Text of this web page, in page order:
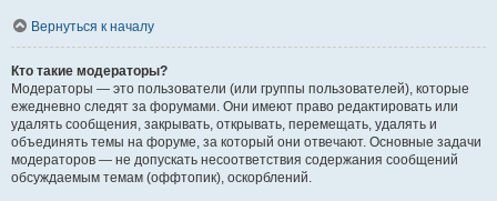
Вернуться к началу
Кто такие модераторы?
Модераторы — это пользователи (или группы пользователей), которые
ежедневно следят за форумами. Они имеют право редактировать или
удалять сообщения, закрывать, открывать, перемещать, удалять и
объединять темы на форуме, за который они отвечают. Основные задачи
модераторов — не допускать несоответствия содержания сообщений
обсуждаемым темам (оффтопик), оскорблений.